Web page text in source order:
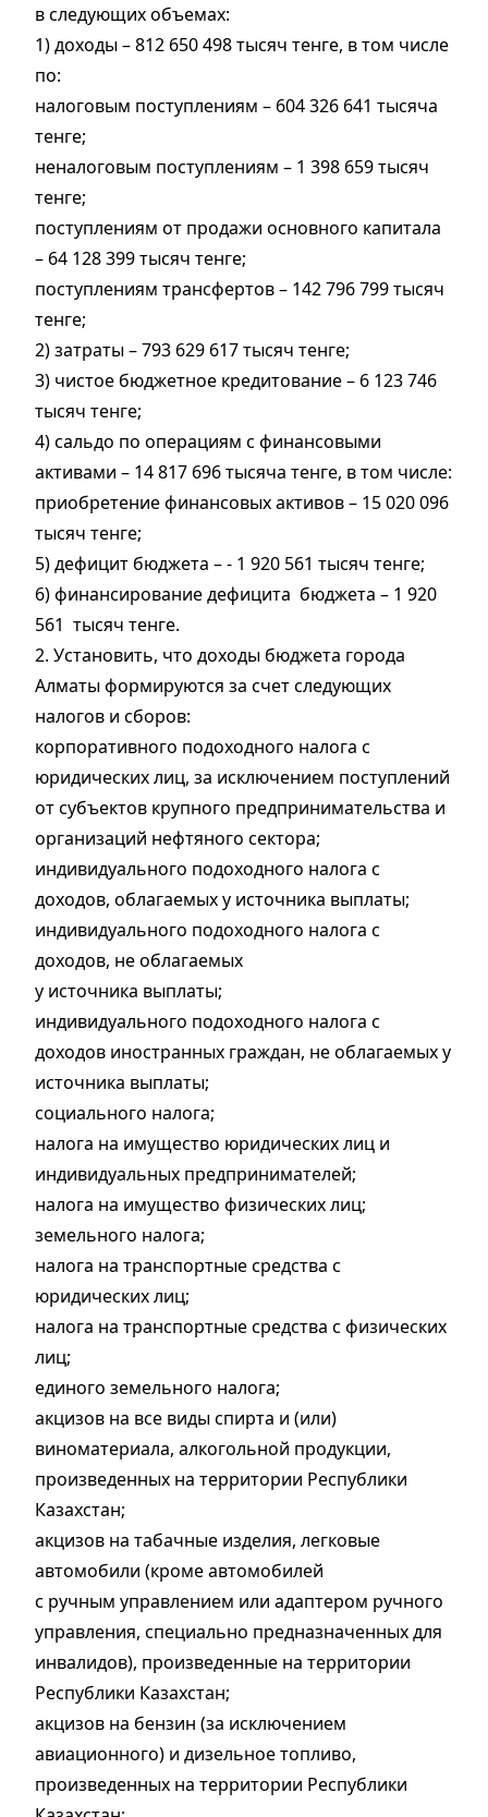
в следующих объемах:
1) доходы – 812 650 498 тысяч тенге, в том числе
по:
налоговым поступлениям – 604 326 641 тысяча
тенге;
неналоговым поступлениям – 1 398 659 тысяч
тенге;
поступлениям от продажи основного капитала
– 64 128 399 тысяч тенге;
поступлениям трансфертов – 142 796 799 тысяч
тенге;
2) затраты – 793 629 617 тысяч тенге;
3) чистое бюджетное кредитование – 6 123 746
тысяч тенге;
4) сальдо по операциям с финансовыми
активами – 14 817 696 тысяча тенге, в том числе:
приобретение финансовых активов – 15 020 096
тысяч тенге;
5) дефицит бюджета – - 1 920 561 тысяч тенге;
6) финансирование дефицита бюджета – 1 920
561 тысяч тенге.
2. Установить, что доходы бюджета города
Алматы формируются за счет следующих
налогов и сборов:
корпоративного подоходного налога с
юридических лиц, за исключением поступлений
от субъектов крупного предпринимательства и
организаций нефтяного сектора;
индивидуального подоходного налога с
доходов, облагаемых у источника выплаты;
индивидуального подоходного налога с
доходов, не облагаемых
у источника выплаты;
индивидуального подоходного налога с
доходов иностранных граждан, не облагаемых у
источника выплаты;
социального налога;
налога на имущество юридических лиц и
индивидуальных предпринимателей;
налога на имущество физических лиц;
земельного налога;
налога на транспортные средства с
юридических лиц;
налога на транспортные средства с физических
лиц;
единого земельного налога;
акцизов на все виды спирта и (или)
виноматериала, алкогольной продукции,
произведенных на территории Республики
Казахстан;
акцизов на табачные изделия, легковые
автомобили (кроме автомобилей
с ручным управлением или адаптером ручного
управления, специально предназначенных для
инвалидов), произведенные на территории
Республики Казахстан;
акцизов на бензин (за исключением
авиационного) и дизельное топливо,
произведенных на территории Республики